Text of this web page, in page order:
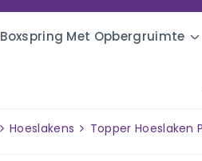
Boxspring Met Opbergruimte
Hoeslakens Topper Hoeslaken